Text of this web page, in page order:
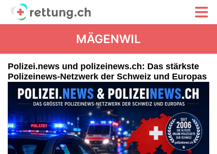
MÄGENWIL
Polizei.news und polizeinews.ch: Das stärkste
Polizeinews-Netzwerk der Schweiz und Europas